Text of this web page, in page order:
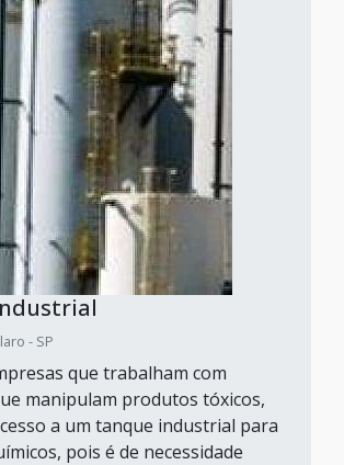
- SP
que trabalham com
manipulam produtos tóxicos,
a um tanque industrial para
pois é de necessidade